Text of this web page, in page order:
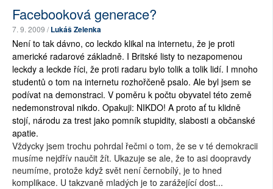
Facebooková generace?
7. 9. 2009 /Lukáš Zelenka
Není to tak dávno, co leckdo klikal na internetu, že je proti
americké radarové základně. I Britské listy to nezapomenou
leckdy a leckde říci, že proti radaru bylo tolik a tolik lidí. I mnoho
studentů o tom na internetu rozhořčeně psalo. Ale byl jsem se
podívat na demonstraci. V poměru k počtu obyvatel této země
nedemonstroval nikdo. Opakuji: NIKDO! A proto ať tu klidně
stojí, národu za trest jako pomník stupidity, slabosti a občanské
apatie.
Vždycky jsem trochu pohrdal řečmi o tom, že se v té demokracii
musíme nejdřív naučit žít. Ukazuje se ale, že to asi doopravdy
neumíme, protože když svět není černobílý, je to hned
komplikace. U takzvaně mladých je to zarážející dost...